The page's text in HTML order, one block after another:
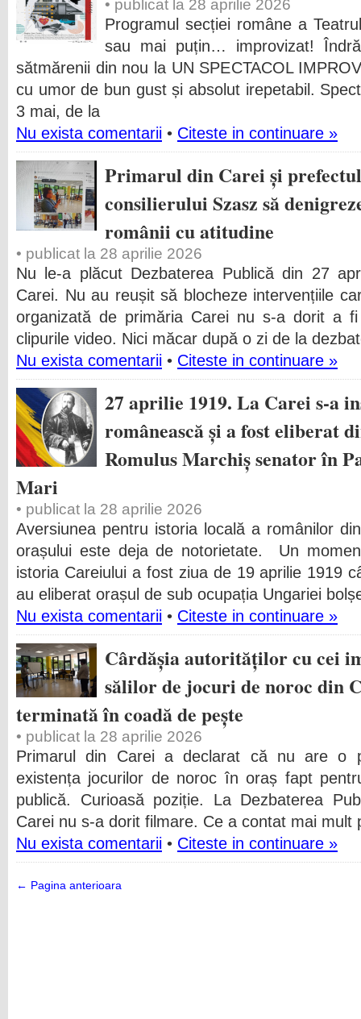
• publicat la 28 aprilie 2026
Programul secției române a
sau mai puțin… improvizat!
sătmărenii din nou la UN SPECTACOL
cu umor de bun gust și absolut irepetabil.
3 mai, de la
Nu exista comentarii • Citeste in continuare »
Primarul din Carei și
consilierului Szasz să
românii cu atitudine
• publicat la 28 aprilie 2026
Nu le-a plăcut Dezbaterea Publică din 27
Carei. Nu au reușit să blocheze intervențiile
organizată de primăria Carei nu s-a dorit a
clipurile video. Nici măcar după o zi de la
Nu exista comentarii • Citeste in continuare »
27 aprilie 1919. La Carei s-a
românească și a fost eliberat
Romulus Marchiș senator în
Mari
• publicat la 28 aprilie 2026
Aversiunea pentru istoria locală a românilor
orașului este deja de notorietate. Un
istoria Careiului a fost ziua de 19 aprilie 1919
au eliberat orașul de sub ocupația Ungariei
Nu exista comentarii • Citeste in continuare »
Cârdășia autorităților cu cei
sălilor de jocuri de noroc din
terminată în coadă de pește
• publicat la 28 aprilie 2026
Primarul din Carei a declarat că nu are o
existența jocurilor de noroc în oraș fapt
publică. Curioasă poziție. La Dezbaterea
Carei nu s-a dorit filmare. Ce a contat mai mult
Nu exista comentarii • Citeste in continuare »
← Pagina anterioara